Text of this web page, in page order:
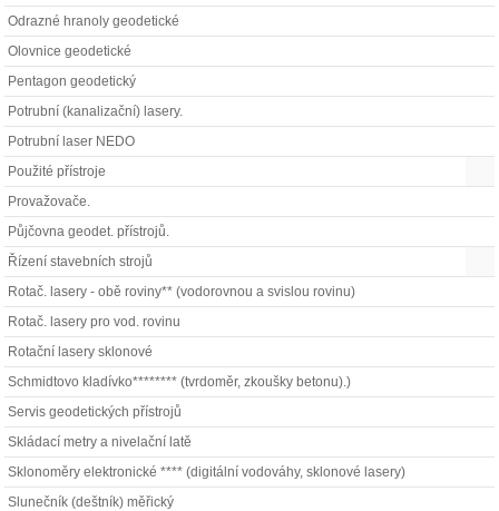
Odrazné hranoly geodetické
Olovnice geodetické
Pentagon geodetický
Potrubní (kanalizační) lasery.
Potrubní laser NEDO
Použité přístroje
Provažovače.
Půjčovna geodet. přístrojů.
Řízení stavebních strojů
Rotač. lasery - obě roviny** (vodorovnou a svislou rovinu)
Rotač. lasery pro vod. rovinu
Rotační lasery sklonové
Schmidtovo kladívko******** (tvrdoměr, zkoušky betonu).)
Servis geodetických přístrojů
Skládací metry a nivelační latě
Sklonoměry elektronické **** (digitální vodováhy, sklonové lasery)
Slunečník (deštník) měřický